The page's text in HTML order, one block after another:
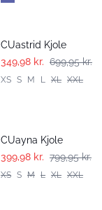
CUastrid Kjole
349,98 kr. 699,95 kr.
XS S M L XL XXL
CUayna Kjole
399,98 kr. 799,95 kr.
XS S M L XL XXL